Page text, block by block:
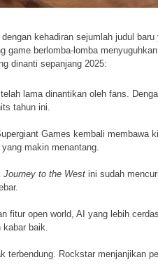
kehadiran sejumlah judul
berlomba-lomba
dinanti sepanjang 2025:
lama dinantikan oleh fans.
tahun ini.
Games kembali membawa
makin menantang.
Journey to the West ini sudah
fitur open world, AI yang lebih
kabar baik.
terbendung. Rockstar menjanjikan